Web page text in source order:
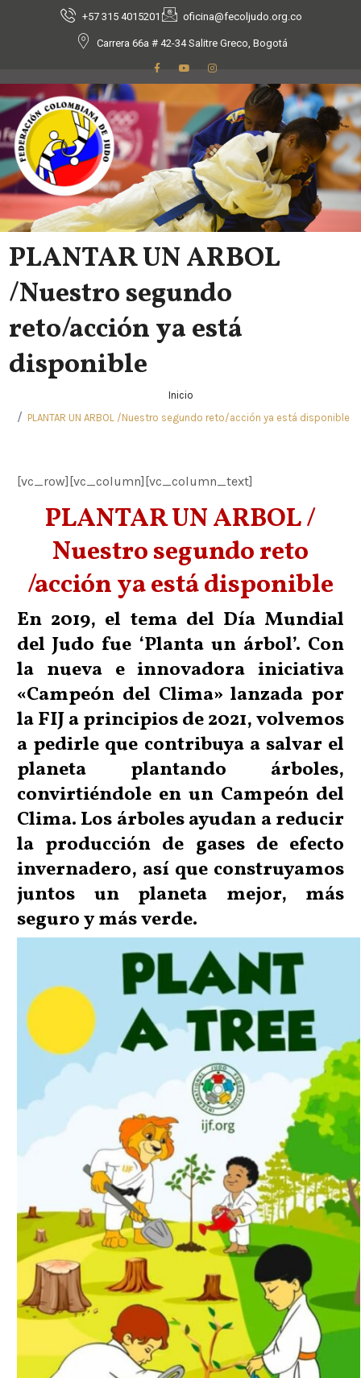
+57 315 4015201 oficina@fecoljudo.org.co
Carrera 66a # 42-34 Salitre Greco, Bogotá
PLANTAR UN ARBOL
/Nuestro segundo
reto/acción ya está
disponible
Inicio
PLANTAR UN ARBOL /Nuestro segundo reto/acción ya está disponible
[vc_row][vc_column][vc_column_text]
PLANTAR UN ARBOL /
Nuestro segundo reto
/acción ya está disponible
En 2019, el tema del Día Mundial
del Judo fue ‘Planta un árbol’. Con
la nueva e innovadora iniciativa
«Campeón del Clima» lanzada por
la FIJ a principios de 2021, volvemos
a pedirle que contribuya a salvar el
planeta plantando árboles,
convirtiéndole en un Campeón del
Clima. Los árboles ayudan a reducir
la producción de gases de efecto
invernadero, así que construyamos
juntos un planeta mejor, más
seguro y más verde.